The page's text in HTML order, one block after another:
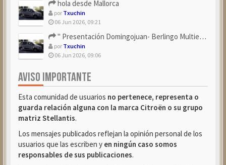
hola desde Mallorca
por Txuchin
06 Jun 2026, 09:21
" Presentación Domingojuan- Berlingo Multiespace Blue ...
por Txuchin
06 Jun 2026, 09:06
AVISO IMPORTANTE
Esta comunidad de usuarios no pertenece, representa o
guarda relación alguna con la marca Citroën o su grupo
matriz Stellantis.
Los mensajes publicados reflejan la opinión personal de los
usuarios que las escriben y en ningún caso somos
responsables de sus publicaciones.